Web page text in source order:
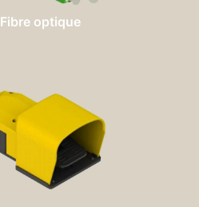
Fibre optique